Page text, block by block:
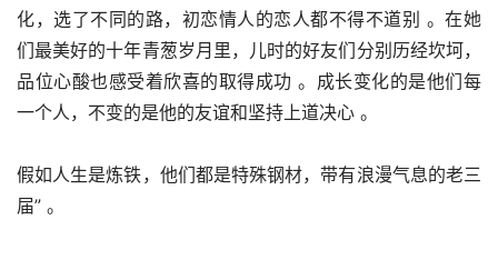
化，选了不同的路，初恋情人的恋人都不得不道别 。在她
们最美好的十年青葱岁月里，儿时的好友们分别历经坎坷，
品位心酸也感受着欣喜的取得成功 。成长变化的是他们每
一个人，不变的是他的友谊和坚持上道决心 。
假如人生是炼铁，他们都是特殊钢材，带有浪漫气息的老三
届” 。